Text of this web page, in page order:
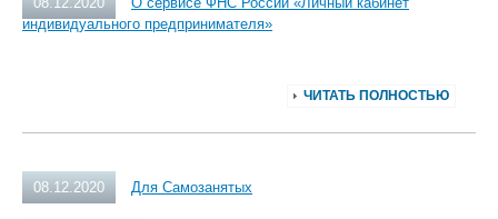
индивидуального предпринимателя»
ЧИТАТЬ ПОЛНОСТЬЮ
08.12.2020 Для Самозанятых